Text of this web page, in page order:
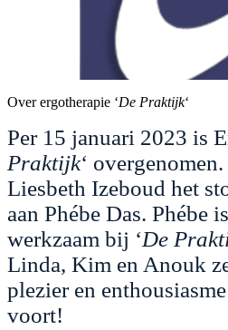
Over ergotherapie ‘De Praktijk‘
Per 15 januari 2023 is
Praktijk‘
Liesbeth Izeboud het
aan Phébe Das. Phébe
werkzaam bij ‘De
Linda, Kim en Anouk
plezier en enthousiasme
voort!